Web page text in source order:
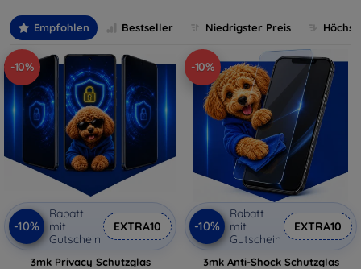
Empfohlen Bestseller Niedrigster Preis
-10%
-10%
Rabatt
mit
Gutschein
EXTRA10
3mk Privacy Schutzglas
-10%
-10%
Rabatt
mit
Gutschein
EXTRA10
3mk Anti-Shock Schutzglas